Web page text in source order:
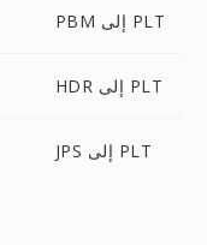
PBM إلى PLT
HDR إلى PLT
JPS إلى PLT